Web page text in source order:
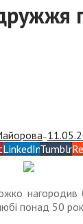
—
LinkedInTumblr
нагородив
понад 50